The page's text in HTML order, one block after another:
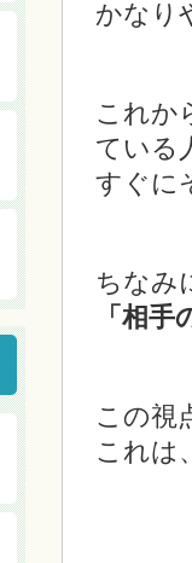
かなり
これか
ている
すぐに
ちなみ
「相
この視
これは